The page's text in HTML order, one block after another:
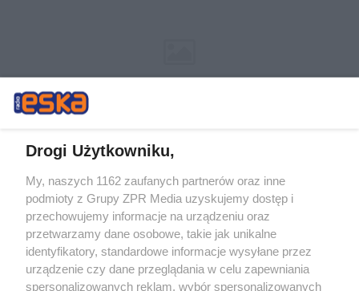
Żaden utwór zamieszczony w serwisie nie może być powielany i
rozpowszechniany lub dalej rozpowszechniany w jakikolwiek sposób (w
tym także elektroniczny lub mechaniczny) na jakimkolwiek polu
eksploatacji w jakiejkolwiek formie, włącznie z umieszczaniem w
Internecie bez pisemnej zgody właściciela praw. Jakiekolwiek użycie lub
wykorzystanie utworów w całości lub w części z naruszeniem prawa,
tzn. bez właściwej zgody, jest zabronione pod groźbą kary i może być
ścigane prawnie.
Drogi Użytkowniku,
My, naszych 1162 zaufanych partnerów oraz inne
podmioty z Grupy ZPR Media uzyskujemy dostęp i
przechowujemy informacje na urządzeniu oraz
przetwarzamy dane osobowe, takie jak unikalne
identyfikatory, standardowe informacje wysyłane przez
urządzenie czy dane przeglądania w celu zapewniania
spersonalizowanych reklam, wybór spersonalizowanych